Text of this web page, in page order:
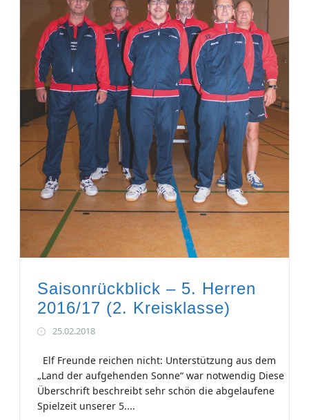
Saisonrückblick – 5. Herren
2016/17 (2. Kreisklasse)
25.02.2018
Elf Freunde reichen nicht: Unterstützung aus dem
„Land der aufgehenden Sonne“ war notwendig Diese
Überschrift beschreibt sehr schön die abgelaufene
Spielzeit unserer 5....